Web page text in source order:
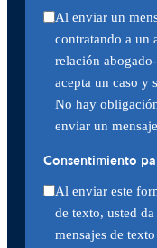
Al enviar un
contratando a un
relación
acepta un caso y
No hay
enviar un
Consentimiento
Al enviar este
de texto, usted
mensajes de